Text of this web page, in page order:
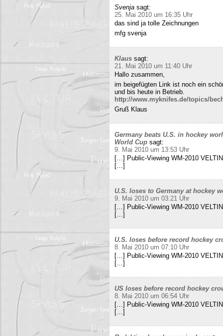
Svenja sagt:
25. Mai 2010 um 16:35 Uhr
das sind ja tolle Zeichnungen
mfg svenja
Klaus sagt:
21. Mai 2010 um 11:40 Uhr
Hallo zusammen,
im beigefügten Link ist noch ein
und bis heute in Betrieb.
http://www.myknifes.de/topics/
Gruß Klaus
Germany beats U.S. in hockey
World Cup sagt:
9. Mai 2010 um 13:53 Uhr
[…] Public-Viewing WM-2010
[…]
U.S. loses to Germany at hockey
9. Mai 2010 um 03:21 Uhr
[…] Public-Viewing WM-2010
[…]
U.S. loses before record hockey
8. Mai 2010 um 07:10 Uhr
[…] Public-Viewing WM-2010
[…]
US loses before record hockey
8. Mai 2010 um 06:54 Uhr
[…] Public-Viewing WM-2010
[…]